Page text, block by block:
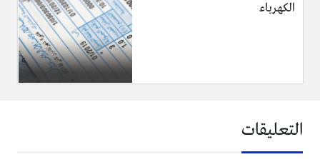
6- بعد وضع الدوائر فوق بعض وبينهم طبقة من الزبدة ، تترك
10 دقائق لترتاح مع تغطيتها بفوطة نظيفة ونفرد دوائر العجينة
الكهرباء
التعليقات